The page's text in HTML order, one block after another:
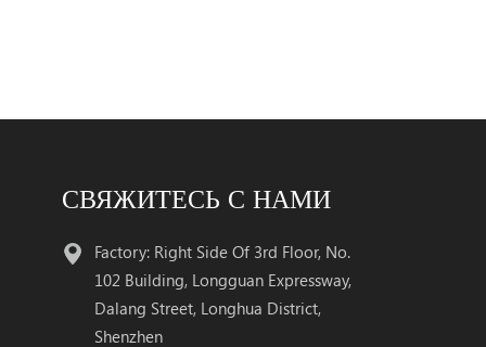
СВЯЖИТЕСЬ С НАМИ
Factory: Right Side Of 3rd Floor, No.
102 Building, Longguan Expressway,
Dalang Street, Longhua District,
Shenzhen